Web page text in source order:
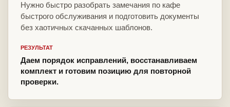
Нужно быстро разобрать замечания по кафе
быстрого обслуживания и подготовить документы
без хаотичных скачанных шаблонов.
РЕЗУЛЬТАТ
Даем порядок исправлений, восстанавливаем
комплект и готовим позицию для повторной
проверки.